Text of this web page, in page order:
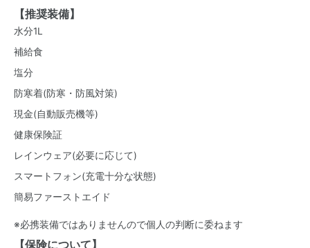
【推奨装備】
水分1L
補給食
塩分
防寒着(防寒・防風対策)
現金(自動販売機等)
健康保険証
レインウェア(必要に応じて)
スマートフォン(充電十分な状態)
簡易ファーストエイド
※必携装備ではありませんので個人の判断に委ねます
【保険について】